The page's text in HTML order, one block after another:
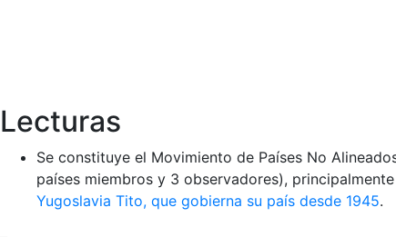
Lecturas
Se constituye el Movimiento de Países No
países miembros y 3 observadores),
Yugoslavia Tito, que gobierna su país desde 1945.